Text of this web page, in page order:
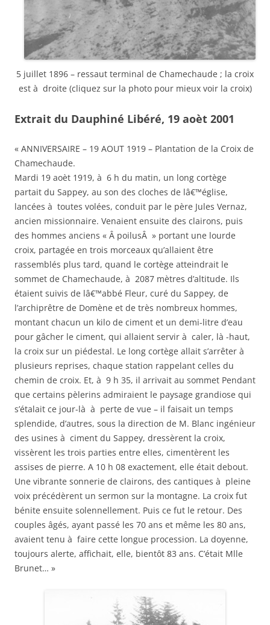
5 juillet 1896 – ressaut terminal de Chamechaude ; la croix
est à droite (cliquez sur la photo pour mieux voir la croix)
Extrait du Dauphiné Libéré, 19 aoèt 2001
« ANNIVERSAIRE – 19 AOUT 1919 – Plantation de la Croix de
Chamechaude.
Mardi 19 aoèt 1919, à 6 h du matin, un long cortège
partait du Sappey, au son des cloches de lâ€™église,
lancées à toutes volées, conduit par le père Jules Vernaz,
ancien missionnaire. Venaient ensuite des clairons, puis
des hommes anciens « Â poilusÂ » portant une lourde
croix, partagée en trois morceaux qu’allaient être
rassemblés plus tard, quand le cortège atteindrait le
sommet de Chamechaude, à 2087 mètres d’altitude. Ils
étaient suivis de lâ€™abbé Fleur, curé du Sappey, de
l’archiprêtre de Domène et de très nombreux hommes,
montant chacun un kilo de ciment et un demi-litre d’eau
pour gâcher le ciment, qui allaient servir à caler, là -haut,
la croix sur un piédestal. Le long cortège allait s’arrêter à
plusieurs reprises, chaque station rappelant celles du
chemin de croix. Et, à 9 h 35, il arrivait au sommet Pendant
que certains pèlerins admiraient le paysage grandiose qui
s’étalait ce jour-là à perte de vue – il faisait un temps
splendide, d’autres, sous la direction de M. Blanc ingénieur
des usines à ciment du Sappey, dressèrent la croix,
vissèrent les trois parties entre elIes, cimentèrent les
assises de pierre. A 10 h 08 exactement, elle était debout.
Une vibrante sonnerie de clairons, des cantiques à pleine
voix précédèrent un sermon sur la montagne. La croix fut
bénite ensuite solennellement. Puis ce fut le retour. Des
couples âgés, ayant passé les 70 ans et même les 80 ans,
avaient tenu à faire cette longue procession. La doyenne,
toujours alerte, affichait, elle, bientôt 83 ans. C’était Mlle
Brunet… »